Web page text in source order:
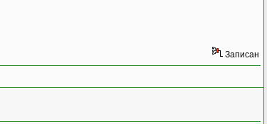
Записан